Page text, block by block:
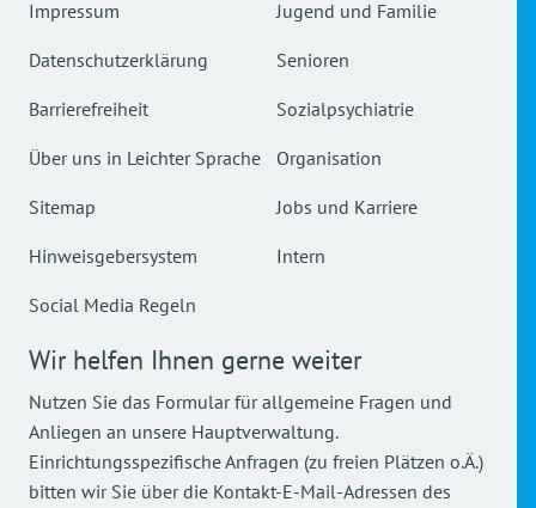
Impressum
Datenschutzerklärung
Barrierefreiheit
Über uns in Leichter Sprache
Sitemap
Hinweisgebersystem
Social Media Regeln
Jugend und Familie
Senioren
Sozialpsychiatrie
Organisation
Jobs und Karriere
Intern
Wir helfen Ihnen gerne weiter
Nutzen Sie das Formular für allgemeine Fragen und
Anliegen an unsere Hauptverwaltung.
Einrichtungsspezifische Anfragen (zu freien Plätzen o.Ä.)
bitten wir Sie über die Kontakt-E-Mail-Adressen des